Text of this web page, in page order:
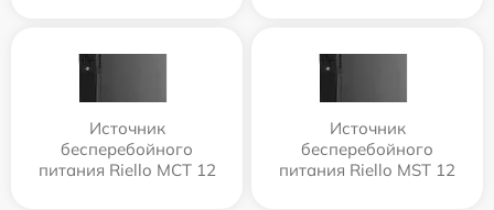
Источник
бесперебойного
питания Riello MCT 12
Источник
бесперебойного
питания Riello MST 12